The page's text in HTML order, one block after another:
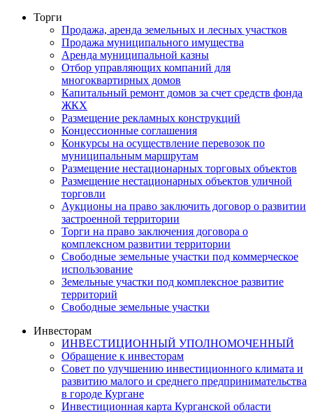
Торги
Продажа, аренда земельных и лесных участков
Продажа муниципального имущества
Аренда муниципальной казны
Отбор управляющих компаний для
многоквартирных домов
Капитальный ремонт домов за счет средств фонда
ЖКХ
Размещение рекламных конструкций
Концессионные соглашения
Конкурсы на осуществление перевозок по
муниципальным маршрутам
Размещение нестационарных торговых объектов
Размещение нестационарных объектов уличной
торговли
Аукционы на право заключить договор о развитии
застроенной территории
Торги на право заключения договора о
комплексном развитии территории
Свободные земельные участки под коммерческое
использование
Земельные участки под комплексное развитие
территорий
Свободные земельные участки
Инвесторам
ИНВЕСТИЦИОННЫЙ УПОЛНОМОЧЕННЫЙ
Обращение к инвесторам
Совет по улучшению инвестиционного климата и
развитию малого и среднего предпринимательства
в городе Кургане
Инвестиционная карта Курганской области